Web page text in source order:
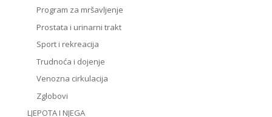
Program za mršavljenje
Prostata i urinarni trakt
Sport i rekreacija
Trudnoća i dojenje
Venozna cirkulacija
Zglobovi
LJEPOTA I NJEGA